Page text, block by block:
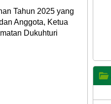
Tahun 2025 yang
Anggota, Ketua
Dukuhturi